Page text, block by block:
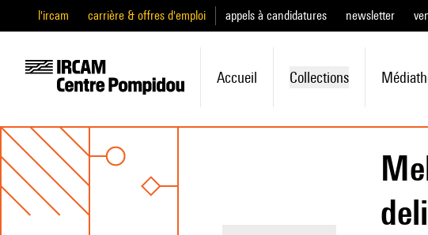
l'ircam carrière & offres d'emploi appels à candidatures newsletter
Accueil Collections